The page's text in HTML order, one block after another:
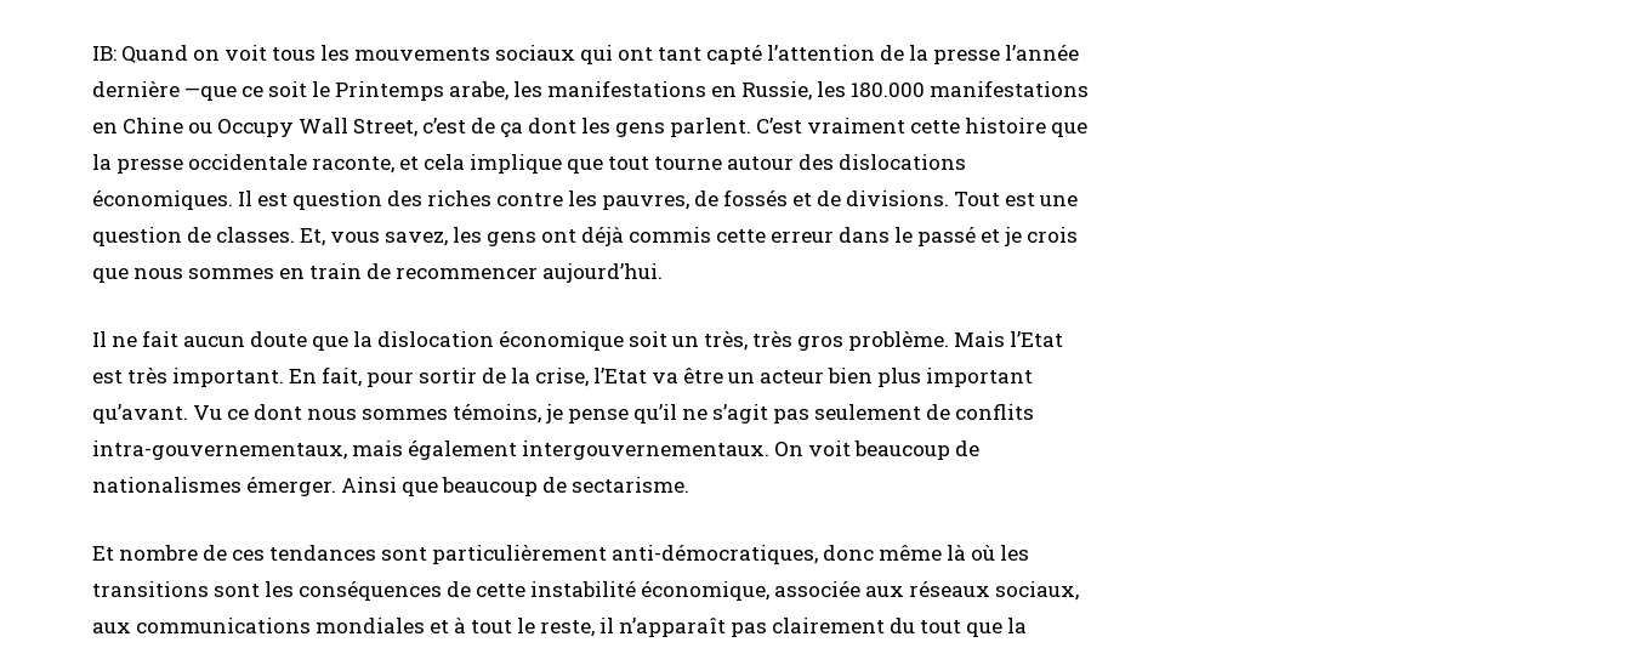
IB: Quand on voit tous les mouvements sociaux qui ont tant capté l’attention de la presse l’année
dernière —que ce soit le Printemps arabe, les manifestations en Russie, les 180.000 manifestations
en Chine ou Occupy Wall Street, c’est de ça dont les gens parlent. C’est vraiment cette histoire que
la presse occidentale raconte, et cela implique que tout tourne autour des dislocations
économiques. Il est question des riches contre les pauvres, de fossés et de divisions. Tout est une
question de classes. Et, vous savez, les gens ont déjà commis cette erreur dans le passé et je crois
que nous sommes en train de recommencer aujourd’hui.
Il ne fait aucun doute que la dislocation économique soit un très, très gros problème. Mais l’Etat
est très important. En fait, pour sortir de la crise, l’Etat va être un acteur bien plus important
qu’avant. Vu ce dont nous sommes témoins, je pense qu’il ne s’agit pas seulement de conflits
intra-gouvernementaux, mais également intergouvernementaux. On voit beaucoup de
nationalismes émerger. Ainsi que beaucoup de sectarisme.
Et nombre de ces tendances sont particulièrement anti-démocratiques, donc même là où les
transitions sont les conséquences de cette instabilité économique, associée aux réseaux sociaux,
aux communications mondiales et à tout le reste, il n’apparaît pas clairement du tout que la